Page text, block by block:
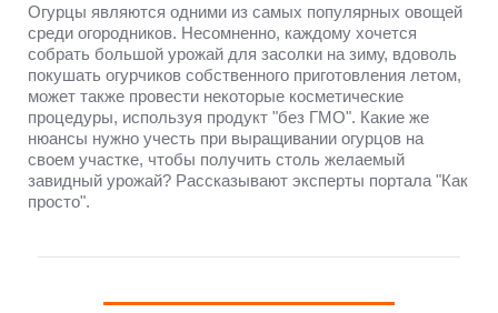
Огурцы являются одними из самых популярных овощей
среди огородников. Несомненно, каждому хочется
собрать большой урожай для засолки на зиму, вдоволь
покушать огурчиков собственного приготовления летом,
может также провести некоторые косметические
процедуры, используя продукт "без ГМО". Какие же
нюансы нужно учесть при выращивании огурцов на
своем участке, чтобы получить столь желаемый
завидный урожай? Рассказывают эксперты портала "Как
просто".